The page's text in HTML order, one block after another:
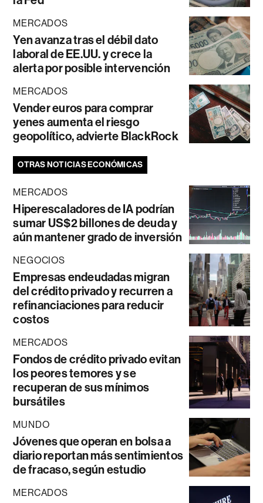
MERCADOS
Yen avanza tras el débil dato
laboral de EE.UU. y crece la
alerta por posible intervención
MERCADOS
Vender euros para comprar
yenes aumenta el riesgo
geopolítico, advierte BlackRock
OTRAS NOTICIAS ECONÓMICAS
MERCADOS
Hiperescaladores de IA podrían
sumar US$2 billones de deuda y
aún mantener grado de inversión
NEGOCIOS
Empresas endeudadas migran
del crédito privado y recurren a
refinanciaciones para reducir
costos
MERCADOS
Fondos de crédito privado evitan
los peores temores y se
recuperan de sus mínimos
bursátiles
MUNDO
Jóvenes que operan en bolsa a
diario reportan más sentimientos
de fracaso, según estudio
MERCADOS